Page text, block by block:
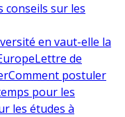
conseils sur les
en vaut-elle la
Lettre de
Comment postuler
pour les
les études à